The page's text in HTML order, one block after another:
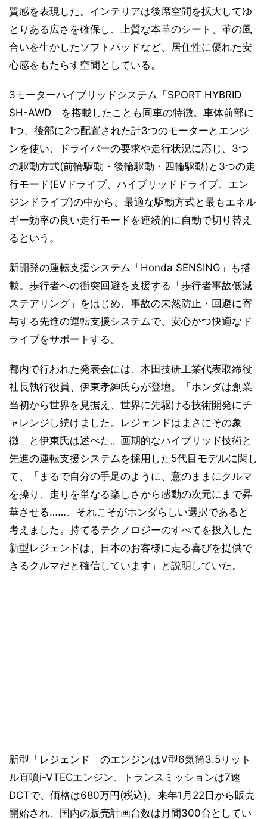
質感を表現した。インテリアは後席空間を拡大してゆ
とりある広さを確保し、上質な本革のシート、革の風
合いを生かしたソフトパッドなど、居住性に優れた安
心感をもたらす空間としている。
3モーターハイブリッドシステム「SPORT HYBRID
SH-AWD」を搭載したことも同車の特徴。車体前部に
1つ、後部に2つ配置された計3つのモーターとエンジ
ンを使い、ドライバーの要求や走行状況に応じ、3つ
の駆動方式(前輪駆動・後輪駆動・四輪駆動)と3つの走
行モード(EVドライブ、ハイブリッドドライブ、エン
ジンドライブ)の中から、最適な駆動方式と最もエネル
ギー効率の良い走行モードを連続的に自動で切り替え
るという。
新開発の運転支援システム「Honda SENSING」も搭
載。歩行者への衝突回避を支援する「歩行者事故低減
ステアリング」をはじめ、事故の未然防止・回避に寄
与する先進の運転支援システムで、安心かつ快適なド
ライブをサポートする。
都内で行われた発表会には、本田技研工業代表取締役
社長執行役員、伊東孝紳氏らが登壇。「ホンダは創業
当初から世界を見据え、世界に先駆ける技術開発にチ
ャレンジし続けました。レジェンドはまさにその象
徴」と伊東氏は述べた。画期的なハイブリッド技術と
先進の運転支援システムを採用した5代目モデルに関し
て、「まるで自分の手足のように、意のままにクルマ
を操り、走りを単なる楽しさから感動の次元にまで昇
華させる……、それこそがホンダらしい選択であると
考えました。持てるテクノロジーのすべてを投入した
新型レジェンドは、日本のお客様に走る喜びを提供で
きるクルマだと確信しています」と説明していた。
新型「レジェンド」のエンジンはV型6気筒3.5リット
ル直噴i-VTECエンジン、トランスミッションは7速
DCTで、価格は680万円(税込)。来年1月22日から販売
開始され、国内の販売計画台数は月間300台としてい